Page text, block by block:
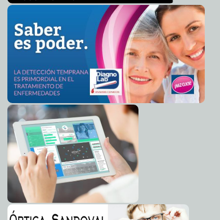
Briceño Sánchez
Schumacher no se encuentra en estado vegetativo,
afirman Eduardo Ignacio Ramos Pérez
2014-04-03 06:51:52 La iglesia venezolana ataca a Maduro Eduardo Ignacio
Ramos Pérez
2014-04-03 06:50:14 Noches de terror para los chilenos Claudia Sofía Gómez
2014-04-03 06:47:41 Apple patenta teléfono transparente
Claudia Sofía Gómez
Infante
2014-04-03 06:43:21 Pilar Montenegro, atrapada en el alcoholismo Claudia
Sofía Gómez Infante
2014-04-03 06:38:07 Obama promete investigar a fondo las causas de un
tiroteo Claudia Sofía Gómez Infante
2014-04-03 06:35:07 Guanajuato pide disculpas a víctima de ataque sexual
Claudia Sofía Gómez Infante
2014-04-03 06:31:12 Dirigente del PRI niega nexos con la trata de blancas
Claudia Sofía Gómez Infante
2014-04-03 06:21:33 Todo lo que tienes que saber sobre Telecomm
Sofía Gómez Infante
2014-04-03 06:18:26 Transexual y Romario, el nuevo escándalo
Ignacio Ramos Pérez
2014-04-03 06:16:28 Dirigente del PRI en el DF, acusado de trata de blancas
Claudia Sofía Gómez Infante